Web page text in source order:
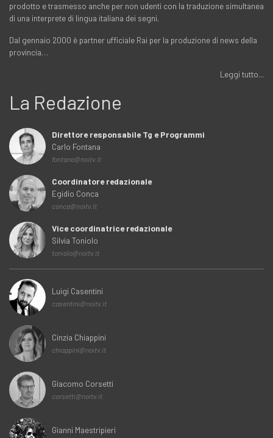
prodotto e trasmesso anche per non udenti con la traduzione simultanea
di una interprete di lingua italiana dei segni.
Dal gennaio 2000 è partner ufficiale Rai per la produzione di news della
provincia…
Leggi tutto...
La Redazione
Direttore responsabile Tg e Programmi
Carlo Fontana
fontana@noitv.it
Coordinatore redazionale
Egidio Conca
conca@noitv.it
Vice coordinatrice redazionale
Silvia Toniolo
toniolo@noitv.it
Luigi Casentini
casentini@noitv.it
Cinzia Chiappini
chiappini@noitv.it
Giacomo Corsetti
corsetti@noitv.it
Gianni Maestripieri